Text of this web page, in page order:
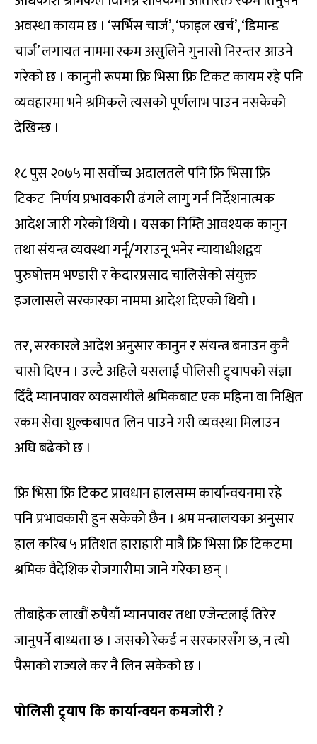
अवस्था कायम छ । ‘सर्भिस चार्ज’, ‘फाइल खर्च’, ‘डिमान्ड
चार्ज’ लगायत नाममा रकम असुलिने गुनासो निरन्तर आउने
गरेको छ । कानुनी रूपमा फ्रि भिसा फ्रि टिकट कायम रहे पनि
व्यवहारमा भने श्रमिकले त्यसको पूर्णलाभ पाउन नसकेको
देखिन्छ ।
१८ पुस २०७५ मा सर्वोच्च अदालतले पनि फ्रि भिसा फ्रि
टिकट निर्णय प्रभावकारी ढंगले लागु गर्न निर्देशनात्मक
आदेश जारी गरेको थियो । यसका निम्ति आवश्यक कानुन
तथा संयन्त्र व्यवस्था गर्नू/गराउनू भनेर न्यायाधीशद्वय
पुरुषोत्तम भण्डारी र केदारप्रसाद चालिसेको संयुक्त
इजलासले सरकारका नाममा आदेश दिएको थियो ।
तर, सरकारले आदेश अनुसार कानुन र संयन्त्र बनाउन कुनै
चासो दिएन । उल्टै अहिले यसलाई पोलिसी ट्र्यापको संज्ञा
दिँदै म्यानपावर व्यवसायीले श्रमिकबाट एक महिना वा निश्चित
रकम सेवा शुल्कबापत लिन पाउने गरी व्यवस्था मिलाउन
अघि बढेको छ ।
फ्रि भिसा फ्रि टिकट प्रावधान हालसम्म कार्यान्वयनमा रहे
पनि प्रभावकारी हुन सकेको छैन । श्रम मन्त्रालयका अनुसार
हाल करिब ५ प्रतिशत हाराहारी मात्रै फ्रि भिसा फ्रि टिकटमा
श्रमिक वैदेशिक रोजगारीमा जाने गरेका छन् ।
तीबाहेक लाखौं रुपैयाँ म्यानपावर तथा एजेन्टलाई तिरेर
जानुपर्ने बाध्यता छ । जसको रेकर्ड न सरकारसँग छ, न त्यो
पैसाको राज्यले कर नै लिन सकेको छ ।
पोलिसी ट्र्याप कि कार्यान्वयन कमजोरी ?